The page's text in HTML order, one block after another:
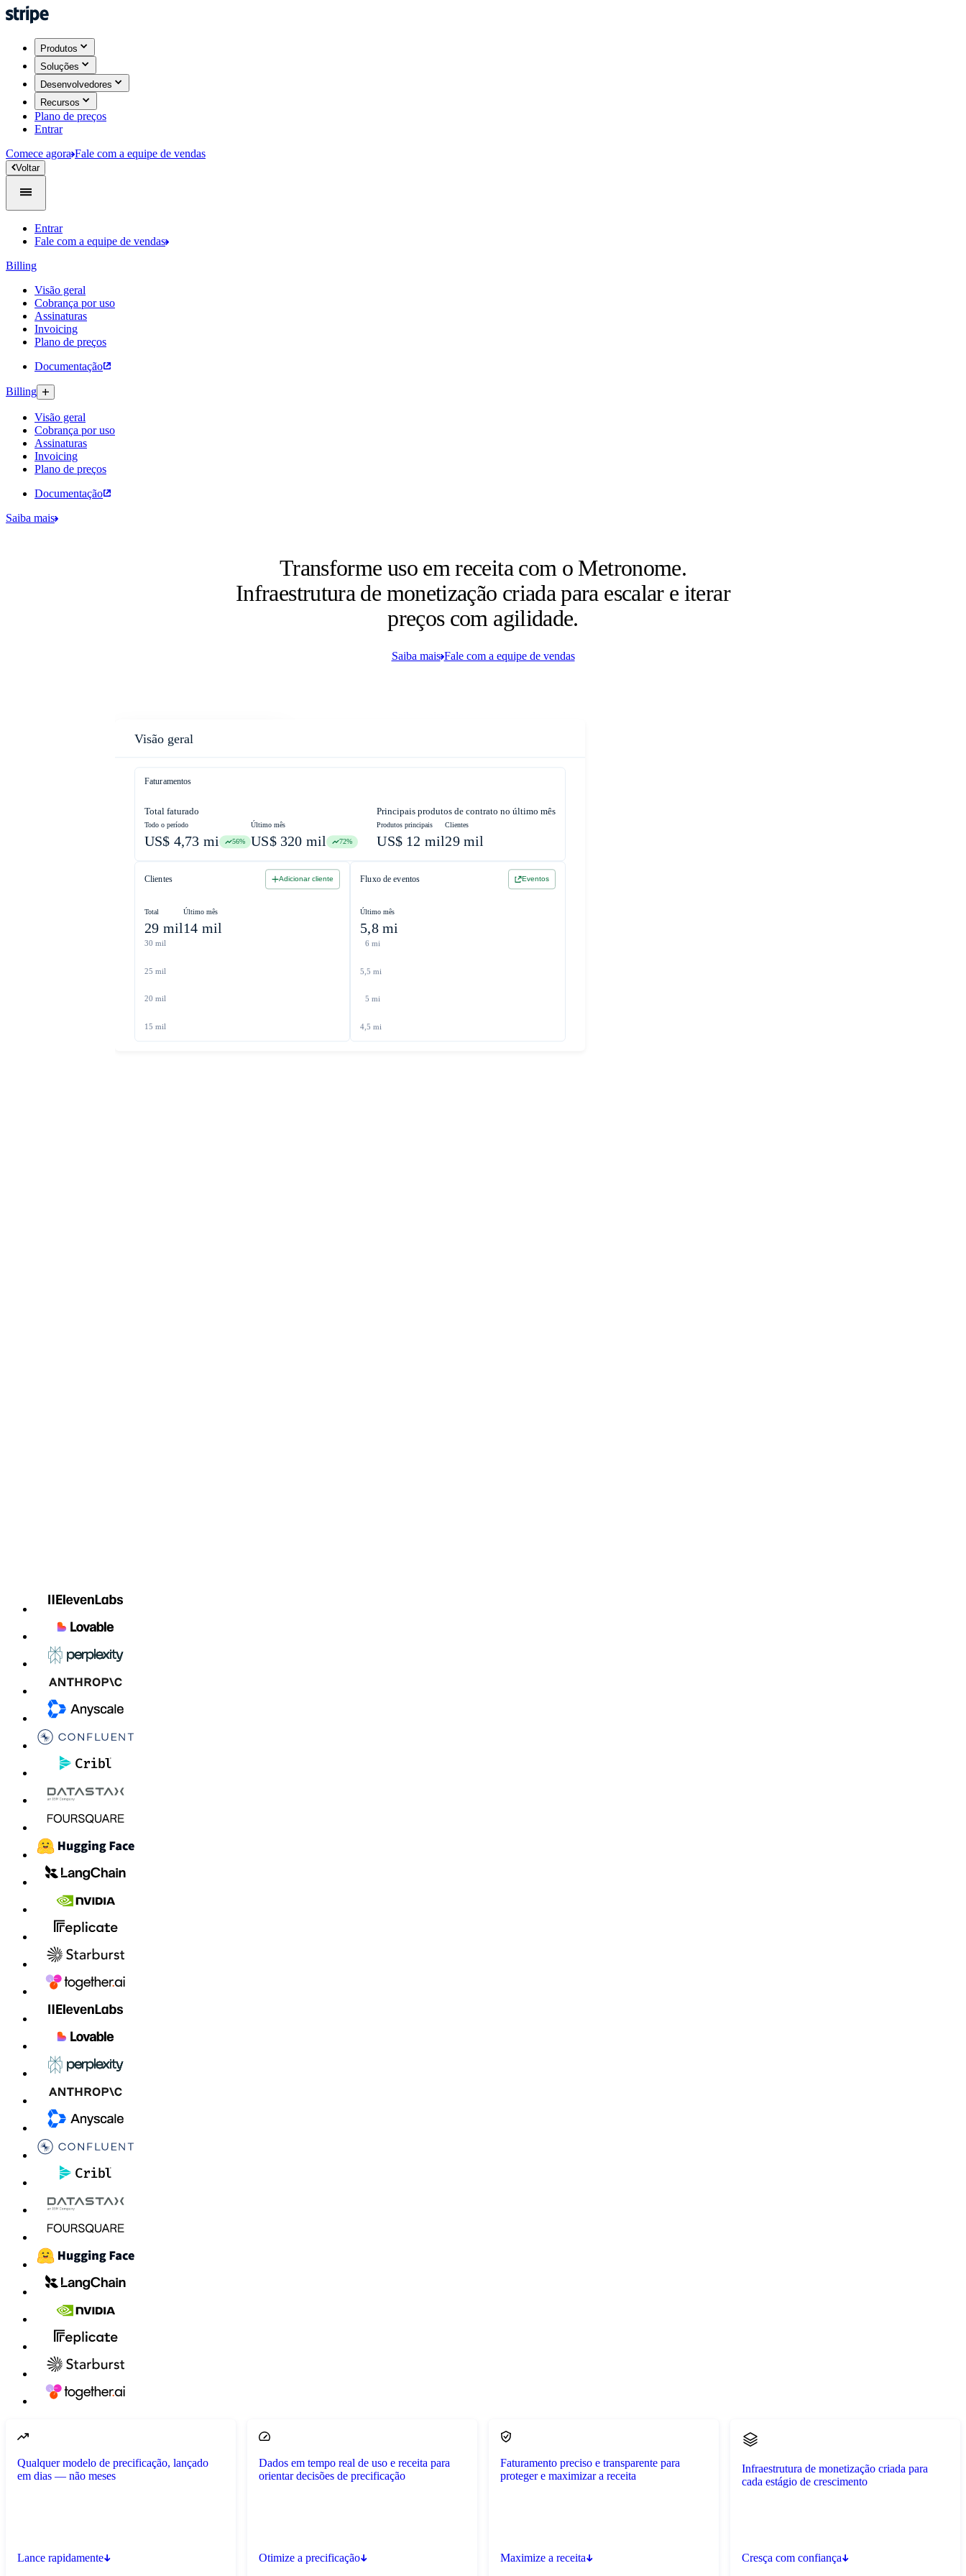
Produtos​
Soluções
Desenvolvedores
Recursos
Plano de preços
Entrar
Comece agora Fale com a equipe de vendas
​Voltar​​
Entrar
Fale com a equipe de vendas
Billing
Visão geral
Cobrança por uso
Assinaturas​
Invoicing
Plano de preços
Documentação
Billing
Visão geral
Cobrança por uso
Assinaturas​
Invoicing
Plano de preços
Documentação
Saiba mais
Transforme uso em receita com o Metronome.
Infraestrutura de monetização criada para escalar e iterar
preços com agilidade.
Saiba mais Fale com a equipe de vendas
app.metronome.com
Visão geral
Faturamentos
Total faturado
Todo o período
US$ 4,73 mi 56%
Último mês
US$ 320 mil 72%
Principais produtos de contrato no último mês
Produtos principais
US$ 12 mil
Clientes
29 mil
Clientes Adicionar cliente
Total
29 mil
Último mês
14 mil
30 mil
25 mil
20 mil
15 mil
Fluxo de eventos Eventos
Último mês
5,8 mi
6 mi
5,5 mi
5 mi
4,5 mi
Qualquer modelo de precificação, lançado
em dias — não meses
Lance rapidamente
Dados em tempo real de uso e receita para
orientar decisões de precificação
Otimize a precificação
Faturamento preciso e transparente para
proteger e maximizar a receita
Maximize a receita
Infraestrutura de monetização criada para
cada estágio de crescimento
Cresça com confiança